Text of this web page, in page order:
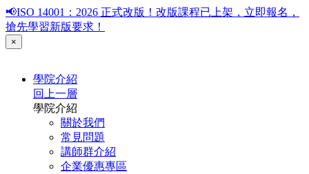
📢ISO 14001：2026 正式改版！改版課程已上架，立即報名，
搶先學習新版要求！
×
學院介紹
回上一層
學院介紹
關於我們
常見問題
講師群介紹
企業優惠專區